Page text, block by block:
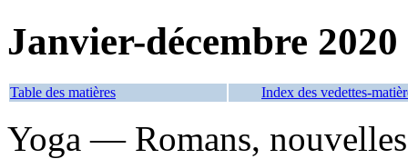
Janvier-décembre 2020
Table des matières Index des vedettes-
Yoga — Romans,